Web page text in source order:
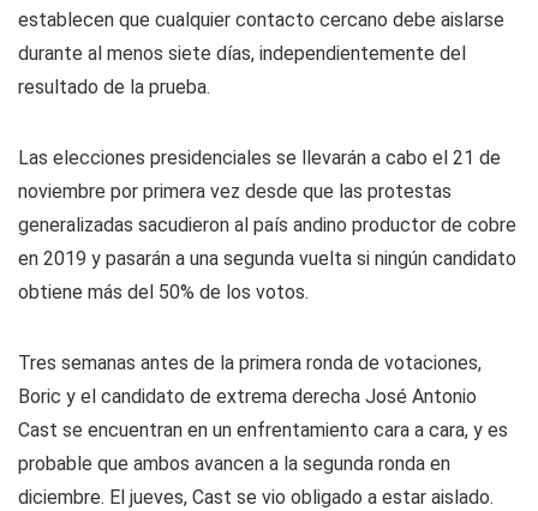
establecen que cualquier contacto cercano debe aislarse
durante al menos siete días, independientemente del
resultado de la prueba.
Las elecciones presidenciales se llevarán a cabo el 21 de
noviembre por primera vez desde que las protestas
generalizadas sacudieron al país andino productor de cobre
en 2019 y pasarán a una segunda vuelta si ningún candidato
obtiene más del 50% de los votos.
Tres semanas antes de la primera ronda de votaciones,
Boric y el candidato de extrema derecha José Antonio
Cast se encuentran en un enfrentamiento cara a cara, y es
probable que ambos avancen a la segunda ronda en
diciembre. El jueves, Cast se vio obligado a estar aislado.